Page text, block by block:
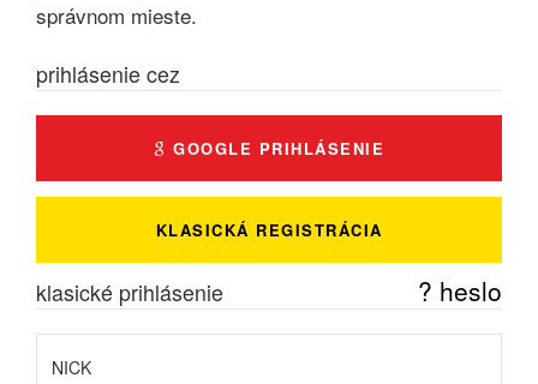
správnom mieste.
prihlásenie cez
GOOGLE PRIHLÁSENIE
KLASICKÁ REGISTRÁCIA
klasické prihlásenie ? heslo